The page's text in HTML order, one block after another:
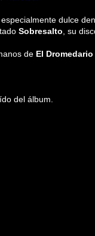
dulce
Sobresalto , su
de El
del álbum.